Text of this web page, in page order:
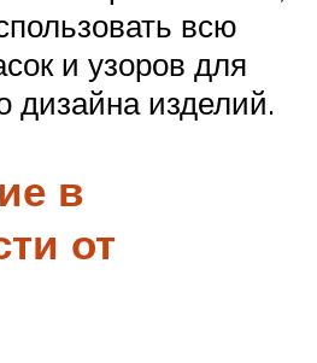
всю
и узоров для
дизайна изделий.
в
от